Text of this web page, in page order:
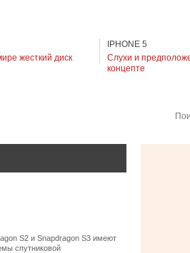
жесткий диск
IPHONE 5
Слухи и
концепте
S2 и Snapdragon S3 имеют
спутниковой